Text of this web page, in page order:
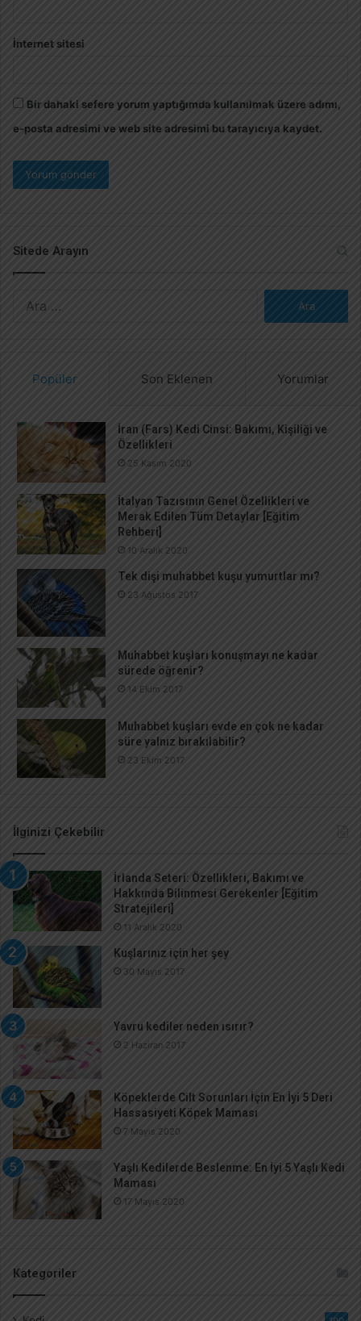
İnternet sitesi
Bir dahaki sefere yorum yaptığımda kullanılmak üzere adımı,
e-posta adresimi ve web site adresimi bu tarayıcıya kaydet.
Sitede Arayın
Popüler Son Eklenen Yorumlar
İran (Fars) Kedi Cinsi: Bakımı, Kişiliği ve
Özellikleri
25 Kasım 2020
İtalyan Tazısının Genel Özellikleri ve
Merak Edilen Tüm Detaylar [Eğitim
Rehberi]
10 Aralık 2020
Tek dişi muhabbet kuşu yumurtlar mı?
23 Ağustos 2017
Muhabbet kuşları konuşmayı ne kadar
sürede öğrenir?
14 Ekim 2017
Muhabbet kuşları evde en çok ne kadar
süre yalnız bırakılabilir?
23 Ekim 2017
İlginizi Çekebilir
İrlanda Seteri: Özellikleri, Bakımı ve
Hakkında Bilinmesi Gerekenler [Eğitim
Stratejileri]
11 Aralık 2020
Kuşlarınız için her şey
30 Mayıs 2017
Yavru kediler neden ısırır?
2 Haziran 2017
Köpeklerde Cilt Sorunları İçin En İyi 5 Deri
Hassasiyeti Köpek Maması
7 Mayıs 2020
Yaşlı Kedilerde Beslenme: En İyi 5 Yaşlı Kedi
Maması
17 Mayıs 2020
Kategoriler